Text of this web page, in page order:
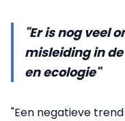
"Er is nog veel
misleiding in
en ecologie"
"Een negatieve